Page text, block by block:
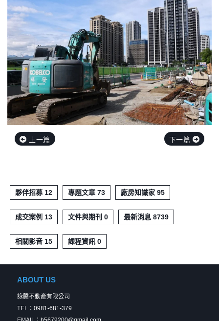
上一篇 下一篇
夥伴招募 12 專題文章 73 廠房知識家 95
成交案例 13 文件與期刊 0 最新消息 8739
相關影音 15 課程資訊 0
ABOUT US
詠騰不動產有限公司
TEL：0981-681-379